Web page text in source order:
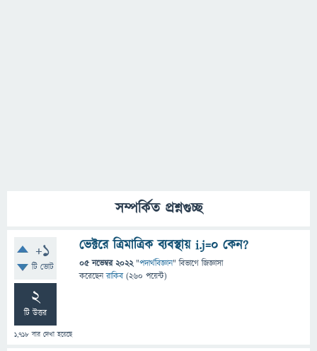
সম্পর্কিত প্রশ্নগুচ্ছ
+1
টি ভোট
2
টি উত্তর
1,718 বার দেখা হয়েছে
ভেক্টরে ত্রিমাত্রিক ব্যবস্থায় i.j=0 কেন?
05 নভেম্বর 2022 "পদার্থবিজ্ঞান" বিভাগে জিজ্ঞাসা
করেছেনরাকিব (260 পয়েন্ট)